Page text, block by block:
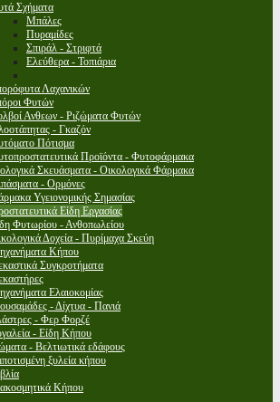
Σχήματα
Μπάλες
Πυραμίδες
Σπιράλ - Στριφτά
Ελεύθερα - Τοπιάρια
Λαχανικών
Φυτών
Ανθεων - Ριζώματα Φυτών
- Γκαζόν
Πότισμα
Προϊόντα - Φυτοφάρμακα
Σκευάσματα - Οικολογικά Φάρμακα
- Ορμόνες
Υγειονομικής Σημασίας
Είδη Εργασίας
Φυτωρίου - Ανθοπωλείου
Δοχεία - Πυρίμαχα Σκεύη
Κήπου
Συγκροτήματα
Ελαιοκομίας
- Δίχτυα - Πανιά
- Φερ Φορζέ
- Είδη Κήπου
- Βελτιωτικά εδάφους
ξυλεία κήπου
Κήπου